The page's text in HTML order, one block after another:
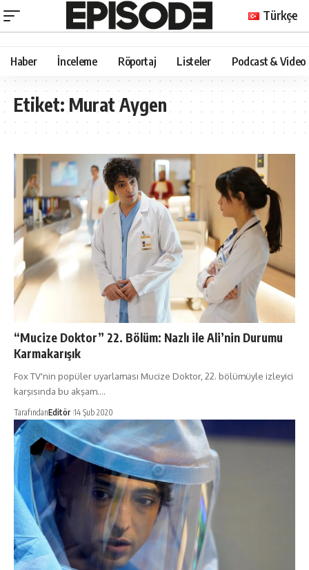
Türkçe
Haber İnceleme Röportaj Listeler Podcast & Video
Etiket:Murat Aygen
“Mucize Doktor” 22. Bölüm: Nazlı ile Ali’nin Durumu
Karmakarışık
Fox TV'nin popüler uyarlaması Mucize Doktor, 22. bölümüyle izleyici
karşısında bu akşam.…
TarafındanEditör 14 Şub 2020